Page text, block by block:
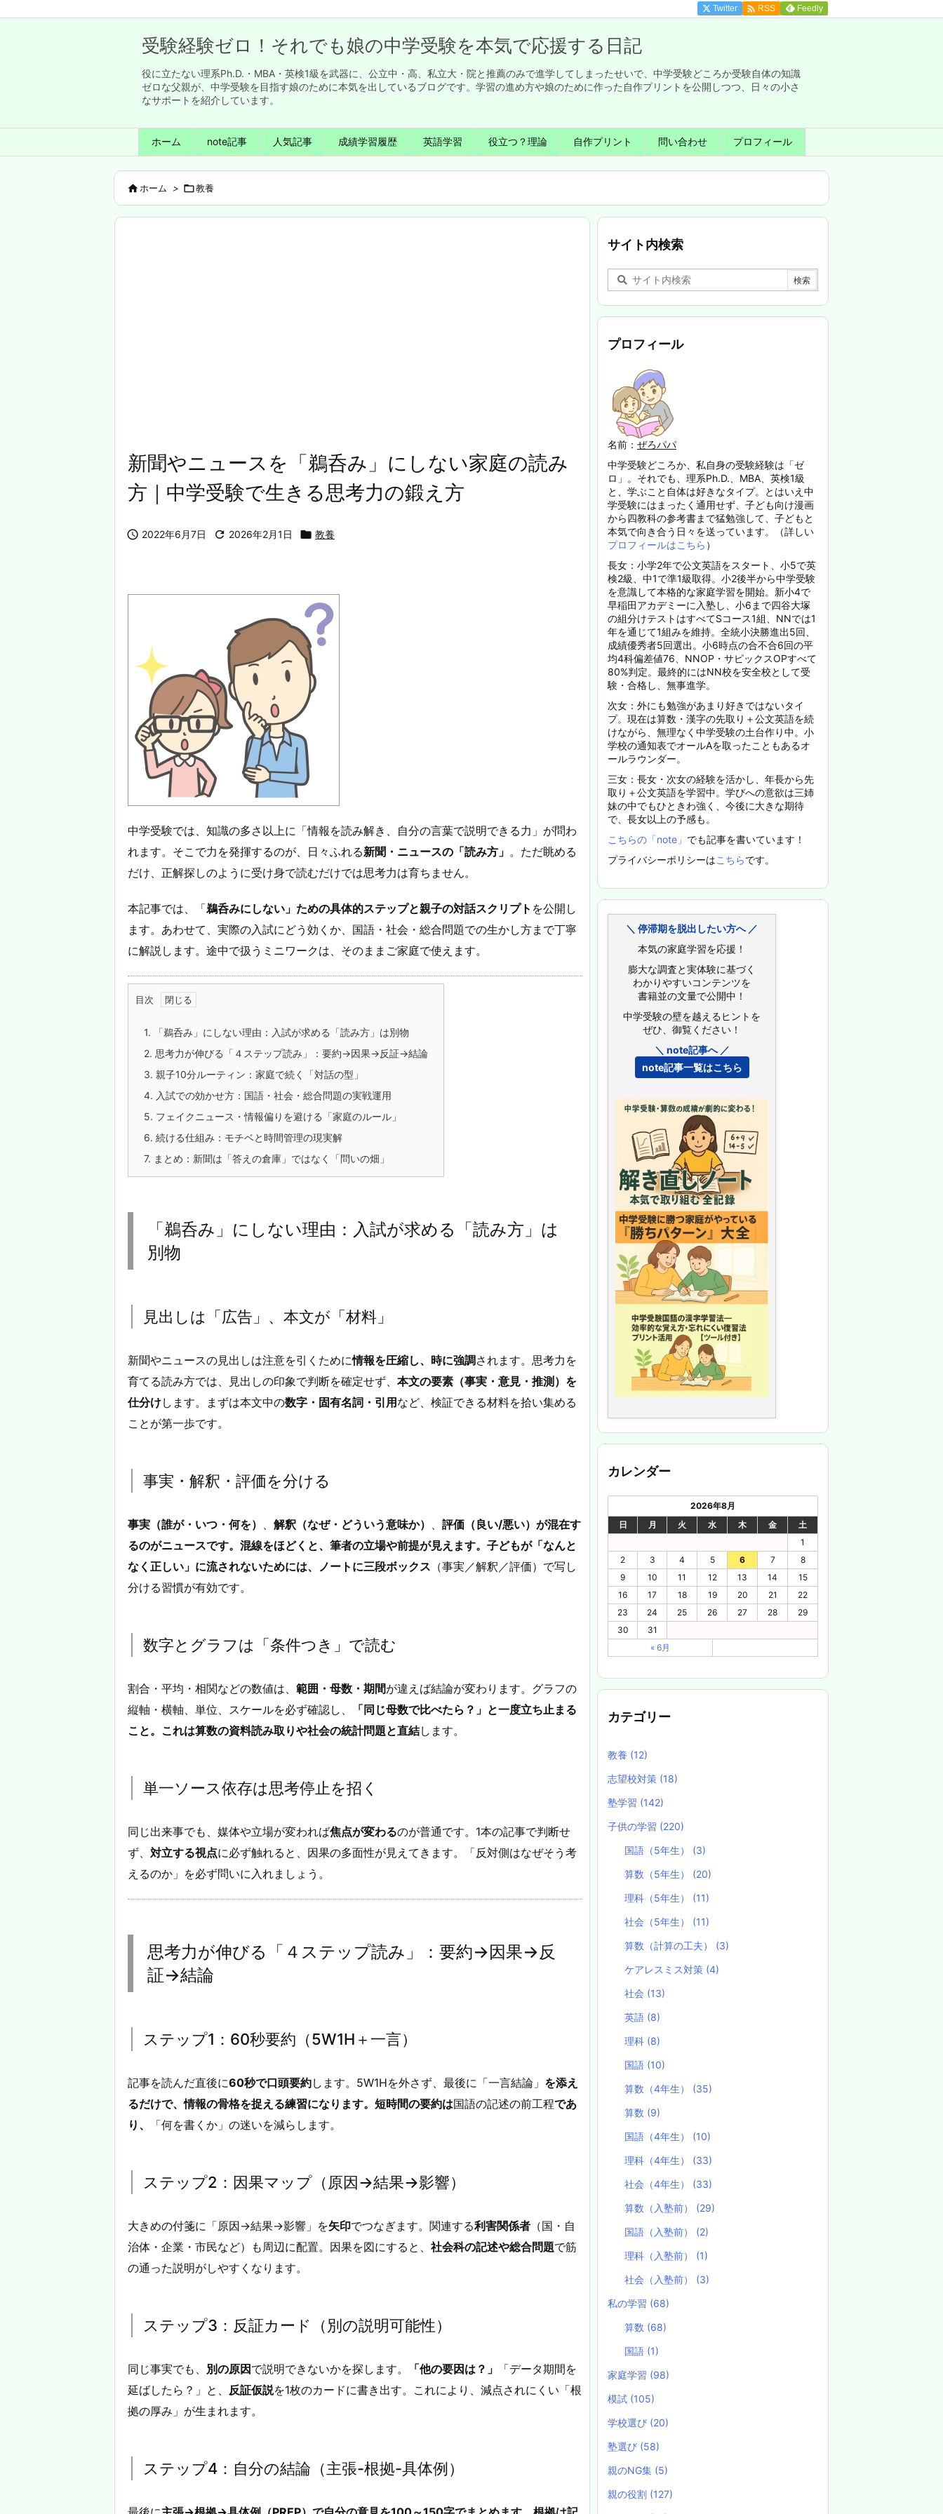
受験経験ゼロ！それでも娘の中学受験を本気で応援する日記
役に立たない理系Ph.D.・MBA・英検1級を武器に、公立中・高、私立大・院と推薦のみで進学してしまったせいで、中学受験どころか受験自体の知識
ゼロな父親が、中学受験を目指す娘のために本気を出しているブログです。学習の進め方や娘のために作った自作プリントを公開しつつ、日々の小さ
なサポートを紹介しています。
ホーム note記事 人気記事 成績学習履歴 英語学習 役立つ？理論 自作プリント 問い合わせ プロフィール
Twitter  RSS Feedly
ホーム > 教養
新聞やニュースを「鵜呑み」にしない家庭の読み
方｜中学受験で生きる思考力の鍛え方
 2022年6月7日  2026年2月1日  教養
中学受験では、知識の多さ以上に「情報を読み解き、自分の言葉で説明できる力」が問わ
れます。そこで力を発揮するのが、日々ふれる新聞・ニュースの「読み方」 。ただ眺める
だけ、正解探しのように受け身で読むだけでは思考力は育ちません。
本記事では、「鵜呑みにしない」ための具体的ステップと親子の対話スクリプト を公開し
ます。あわせて、実際の入試にどう効くか、国語・社会・総合問題での生かし方まで丁寧
に解説します。途中で扱うミニワークは、そのままご家庭で使えます。
目次
1. 「鵜呑み」にしない理由：入試が求める「読み方」は別物
2. 思考力が伸びる「４ステップ読み」：要約→因果→反証→結論
3. 親子10分ルーティン：家庭で続く「対話の型」
4. 入試での効かせ方：国語・社会・総合問題の実戦運用
5. フェイクニュース・情報偏りを避ける「家庭のルール」
6. 続ける仕組み：モチベと時間管理の現実解
7. まとめ：新聞は「答えの倉庫」ではなく「問いの畑」
「鵜呑み」にしない理由：入試が求める「読み方」は
別物
見出しは「広告」、本文が「材料」
新聞やニュースの見出しは注意を引くために情報を圧縮し、時に強調されます。思考力を
育てる読み方では、見出しの印象で判断を確定せず、 本文の要素（事実・意見・推測）を
仕分けします。まずは本文中の数字・固有名詞・引用など、検証できる材料を拾い集める
ことが第一歩です。
事実・解釈・評価を分ける
事実（誰が・いつ・何を） 解釈（なぜ・どういう意味か）
評価（良い/悪い）が混在す
るのがニュースです。混線をほどくと、筆者の立場や前提が見えます。子どもが「なんと
なく正しい」に流されないためには、ノートに三段ボックス （事実／解釈／評価）で写し
分ける習慣が有効です。
数字とグラフは「条件つき」で読む
割合・平均・相関などの数値は、 範囲・母数・期間が違えば結論が変わります。グラフの
縦軸・横軸、単位、スケールを必ず確認し、
「同じ母数で比べたら？」と一度立ち止まる
こと。これは算数の資料読み取りや社会の統計問題と直結します。
単一ソース依存は思考停止を招く
同じ出来事でも、媒体や立場が変われば焦点が変わるのが普通です。1本の記事で判断せ
ず、 対立する視点に必ず触れると、因果の多面性が見えてきます。「反対側はなぜそう考
えるのか」を必ず問いに入れましょう。
思考力が伸びる「４ステップ読み」：要約→因果→反
証→結論
ステップ1：60秒要約（5W1H＋一言）
記事を読んだ直後に60秒で口頭要約します。5W1Hを外さず、最後に「一言結論」 を添え
るだけで、情報の骨格を捉える練習になります。短時間の要約は国語の記述の前工程であ
り、
「何を書くか」の迷いを減らします。
ステップ2：因果マップ（原因→結果→影響）
大きめの付箋に「原因→結果→影響」を矢印でつなぎます。関連する利害関係者 （国・自
治体・企業・市民など）も周辺に配置。因果を図にすると、 社会科の記述や総合問題で筋
の通った説明がしやすくなります。
ステップ3：反証カード（別の説明可能性）
同じ事実でも、 別の原因で説明できないかを探します。 「他の要因は？」
「データ期間を
延ばしたら？」と、 反証仮説を1枚のカードに書き出す。これにより、減点されにくい「根
拠の厚み」が生まれます。
ステップ4：自分の結論（主張-根拠-具体例）
サイト内検索
プロフィール
名前： ぜろパパ
中学受験どころか、私自身の受験経験は「ゼ
ロ」。それでも、理系Ph.D.、MBA、英検1級
と、学ぶこと自体は好きなタイプ。とはいえ中
学受験にはまったく通用せず、子ども向け漫画
から四教科の参考書まで猛勉強して、子どもと
本気で向き合う日々を送っています。（詳しい
プロフィールはこちら ）
長女：小学2年で公文英語をスタート、小5で英
検2級、中1で準1級取得。小2後半から中学受験
を意識して本格的な家庭学習を開始。新小4で
早稲田アカデミーに入塾し、小6まで四谷大塚
の組分けテストはすべてSコース1組、NNでは1
年を通じて1組みを維持。全統小決勝進出5回、
成績優秀者5回選出。小6時点の合不合6回の平
均4科偏差値76、NNOP・サピックスOPすべて
80%判定。最終的にはNN校を安全校として受
験・合格し、無事進学。
次女：外にも勉強があまり好きではないタイ
プ。現在は算数・漢字の先取り＋公文英語を続
けながら、無理なく中学受験の土台作り中。小
学校の通知表でオールAを取ったこともあるオ
ールラウンダー。
三女：長女・次女の経験を活かし、年長から先
取り＋公文英語を学習中。学びへの意欲は三姉
妹の中でもひときわ強く、今後に大きな期待
で、長女以上の予感も。
こちらの「note」 でも記事を書いています！
プライバシーポリシーはこちらです。
＼ 停滞期を脱出したい方へ ／
本気の家庭学習を応援！
膨大な調査と実体験に基づく
わかりやすいコンテンツを
書籍並の文量で公開中！
中学受験の壁を越えるヒントを
ぜひ、御覧ください！
＼ note記事へ ／
note記事一覧はこちら
カレンダー
2026年8月
日
月 火 水 木 金
土
1
2
3 4 5 6 7
8
9
10 11 12 13 14
15
16
17 18 19 20 21
22
23
24 25 26 27 28
29
30
31
« 6月
カテゴリー
教養 (12)
志望校対策 (18)
塾学習 (142)
子供の学習 (220)
国語（5年生） (3)
算数（5年生） (20)
理科（5年生） (11)
社会（5年生） (11)
算数（計算の工夫） (3)
ケアレスミス対策 (4)
社会 (13)
英語 (8)
理科 (8)
国語 (10)
算数（4年生） (35)
算数 (9)
国語（4年生） (10)
理科（4年生） (33)
社会（4年生） (33)
算数（入塾前） (29)
国語（入塾前） (2)
理科（入塾前） (1)
社会（入塾前） (3)
私の学習 (68)
算数 (68)
国語 (1)
家庭学習 (98)
模試 (105)
学校選び (20)
塾選び (58)
親のNG集 (5)
親の役割 (127)